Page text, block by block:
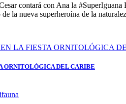
contará con Ana la
la nueva superheroína de la
ORNITOLÓGICA DEL CARIBE